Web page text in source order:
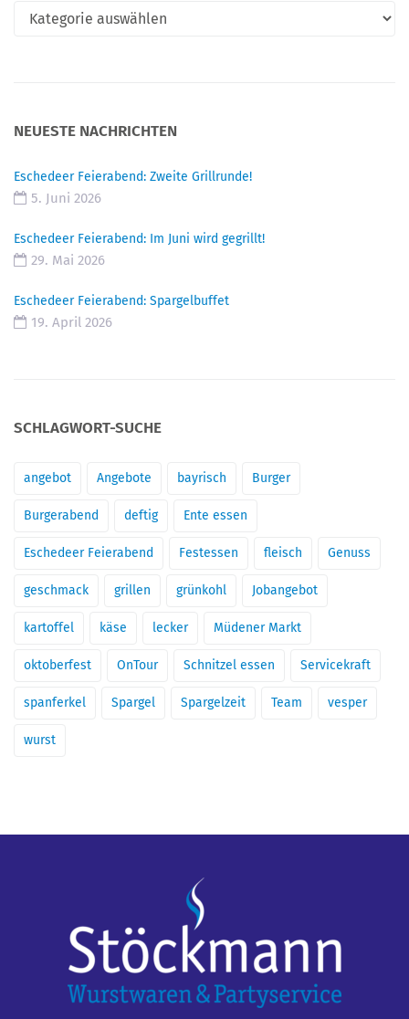
NEUESTE NACHRICHTEN
Eschedeer Feierabend: Zweite Grillrunde!
5. Juni 2026
Eschedeer Feierabend: Im Juni wird gegrillt!
29. Mai 2026
Eschedeer Feierabend: Spargelbuffet
19. April 2026
SCHLAGWORT-SUCHE
angebot Angebote bayrisch Burger
Burgerabend deftig Ente essen
Eschedeer Feierabend Festessen fleisch Genuss
geschmack grillen grünkohl Jobangebot
kartoffel käse lecker Müdener Markt
oktoberfest OnTour Schnitzel essen Servicekraft
spanferkel Spargel Spargelzeit Team vesper
wurst